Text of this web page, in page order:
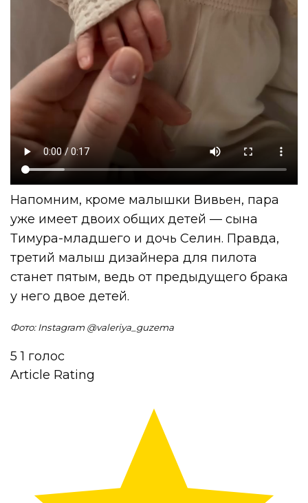
Напомним, кроме малышки Вивьен, пара
уже имеет двоих общих детей — сына
Тимура-младшего и дочь Селин. Правда,
третий малыш дизайнера для пилота
станет пятым, ведь от предыдущего брака
у него двое детей.
Фото: Instagram @valeriya_guzema
5 1 голос
Article Rating